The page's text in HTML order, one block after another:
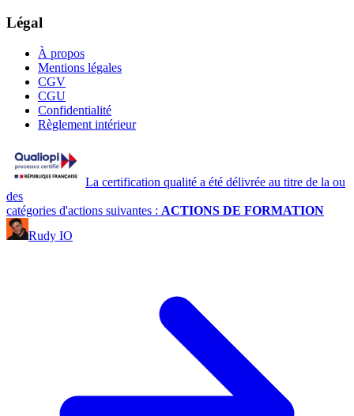
Légal
À propos
Mentions légales
CGV
CGU
Confidentialité
Règlement intérieur
La certification qualité a été délivrée au titre de la ou
des
catégories d'actions suivantes : ACTIONS DE FORMATION
Rudy IO